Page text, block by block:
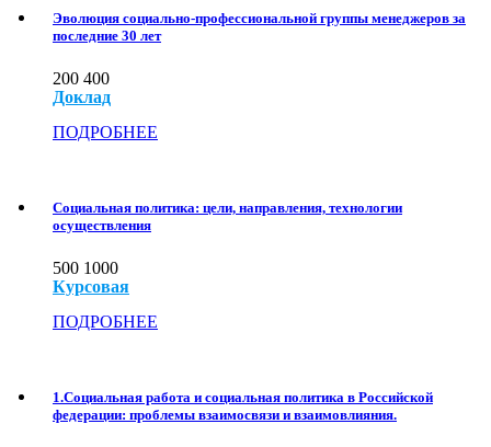
Эволюция социально-профессиональной группы менеджеров за
последние 30 лет
200 400
Доклад
ПОДРОБНЕЕ
Социальная политика: цели, направления, технологии
осуществления
500 1000
Курсовая
ПОДРОБНЕЕ
1.Социальная работа и социальная политика в Российской
федерации: проблемы взаимосвязи и взаимовлияния.